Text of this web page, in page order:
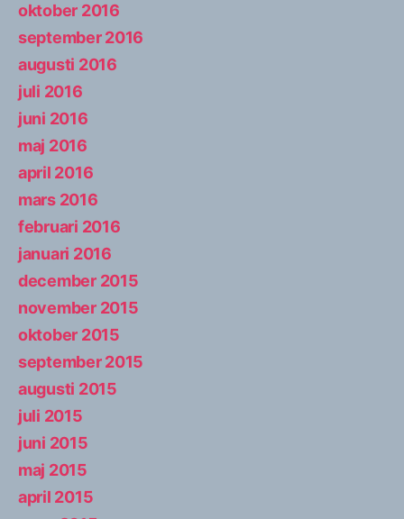
oktober 2016
september 2016
augusti 2016
juli 2016
juni 2016
maj 2016
april 2016
mars 2016
februari 2016
januari 2016
december 2015
november 2015
oktober 2015
september 2015
augusti 2015
juli 2015
juni 2015
maj 2015
april 2015